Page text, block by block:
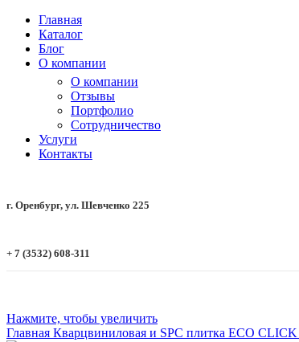
Главная
Каталог
Блог
О компании
О компании
Отзывы
Портфолио
Сотрудничество
Услуги
Контакты
г. Оренбург, ул. Шевченко 225
+ 7 (3532) 608-311
Нажмите, чтобы увеличить
Главная Кварцвиниловая и SPC плитка ECO CLICK